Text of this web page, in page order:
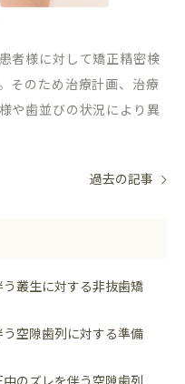
者様に対して矯正精密検
そのため治療計画、治療
や歯並びの状況により異
過去の記事
叢生に対する非抜歯矯
空隙歯列に対する準備